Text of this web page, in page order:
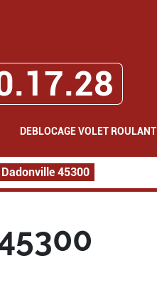
DEBLOCAGE VOLET ROULANT
45300